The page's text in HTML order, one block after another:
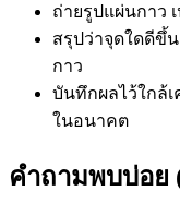
ถ่ายรูปแผ่นกาว
สรุปว่าจุดใดดีขึ้
กาว
บันทึกผลไว้ใกล้เ
ในอนาคต
คำถามพบบ่อย